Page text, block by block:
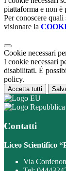
piattaforma e non è
Per conoscere
visionare la
Cookie necessari
I cookie necessari
disabilitati. È
policy.
Accetta tutti
Contatti
Liceo Scientifico
Via